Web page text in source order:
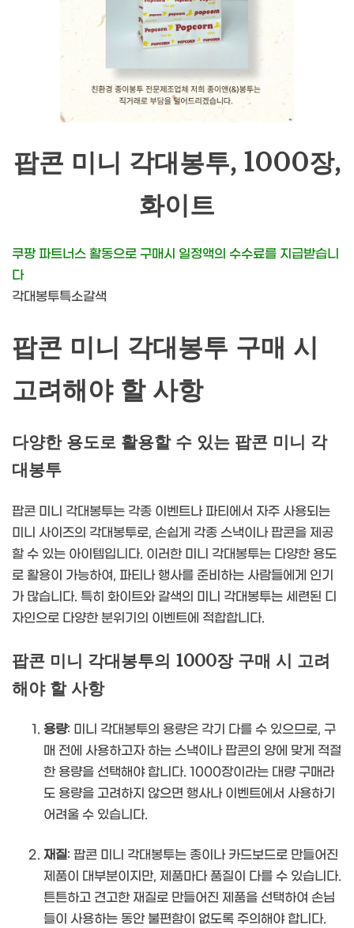
팝콘 미니 각대봉투, 1000장,
화이트
쿠팡 파트너스 활동으로 구매시 일정액의 수수료를 지급받습니
다
각대봉투특소갈색
팝콘 미니 각대봉투 구매 시
고려해야 할 사항
다양한 용도로 활용할 수 있는 팝콘 미니 각
대봉투
팝콘 미니 각대봉투는 각종 이벤트나 파티에서 자주 사용되는
미니 사이즈의 각대봉투로, 손쉽게 각종 스낵이나 팝콘을 제공
할 수 있는 아이템입니다. 이러한 미니 각대봉투는 다양한 용도
로 활용이 가능하여, 파티나 행사를 준비하는 사람들에게 인기
가 많습니다. 특히 화이트와 갈색의 미니 각대봉투는 세련된 디
자인으로 다양한 분위기의 이벤트에 적합합니다.
팝콘 미니 각대봉투의 1000장 구매 시 고려
해야 할 사항
용량: 미니 각대봉투의 용량은 각기 다를 수 있으므로, 구
매 전에 사용하고자 하는 스낵이나 팝콘의 양에 맞게 적절
한 용량을 선택해야 합니다. 1000장이라는 대량 구매라
도 용량을 고려하지 않으면 행사나 이벤트에서 사용하기
어려울 수 있습니다.
재질: 팝콘 미니 각대봉투는 종이나 카드보드로 만들어진
제품이 대부분이지만, 제품마다 품질이 다를 수 있습니다.
튼튼하고 견고한 재질로 만들어진 제품을 선택하여 손님
들이 사용하는 동안 불편함이 없도록 주의해야 합니다.